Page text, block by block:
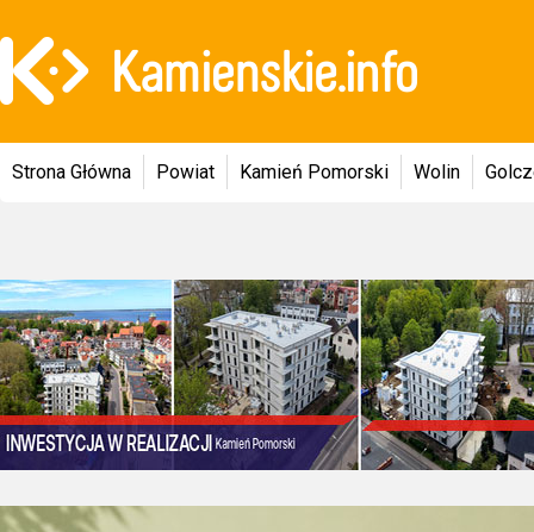
Strona Główna Powiat Kamień Pomorski Wolin